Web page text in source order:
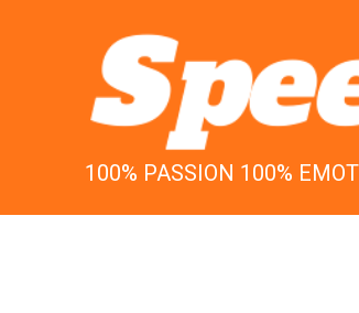
100% PASSION 100%